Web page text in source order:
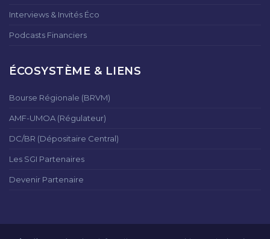
Interviews & Invités Éco
Podcasts Financiers
ÉCOSYSTÈME & LIENS
Bourse Régionale (BRVM)
AMF-UMOA (Régulateur)
DC/BR (Dépositaire Central)
Les SGI Partenaires
Devenir Partenaire